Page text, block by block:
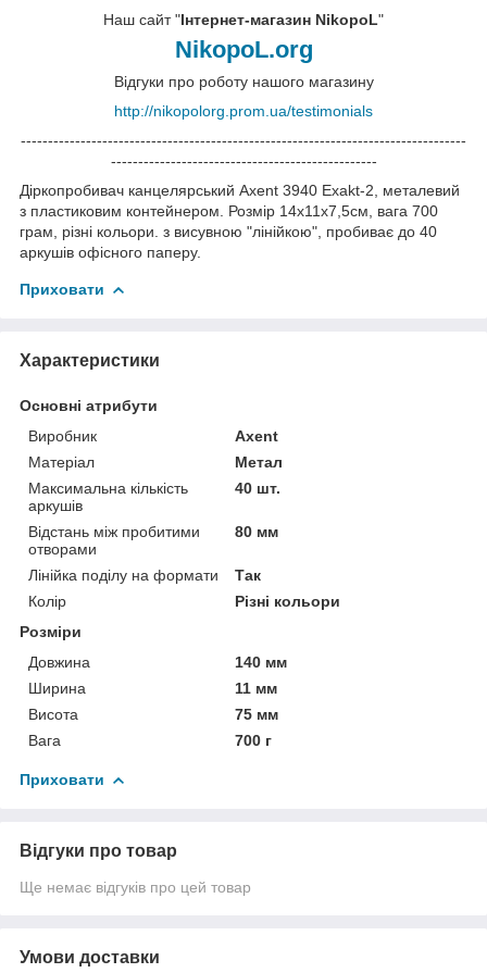
Наш сайт "Інтернет-магазин NikopoL"
NikopoL.org
Відгуки про роботу нашого магазину
http://nikopolorg.prom.ua/testimonials
----------------------------------------------------------------------------------
-------------------------------------------------
Діркопробивач канцелярський Axent 3940 Exakt-2, металевий
з пластиковим контейнером. Розмір 14х11х7,5см, вага 700
грам, різні кольори. з висувною "лінійкою", пробиває до 40
аркушів офісного паперу.
Приховати
Характеристики
Основні атрибути
Виробник
Axent
Матеріал
Метал
Максимальна кількість
аркушів
40 шт.
Відстань між пробитими
отворами
80 мм
Лінійка поділу на формати
Так
Колір
Різні кольори
Розміри
Довжина
140 мм
Ширина
11 мм
Висота
75 мм
Вага
700 г
Приховати
Відгуки про товар
Ще немає відгуків про цей товар
Умови доставки